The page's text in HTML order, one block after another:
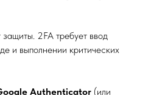
2FA требует ввод
и выполнении критических
Authenticator (или